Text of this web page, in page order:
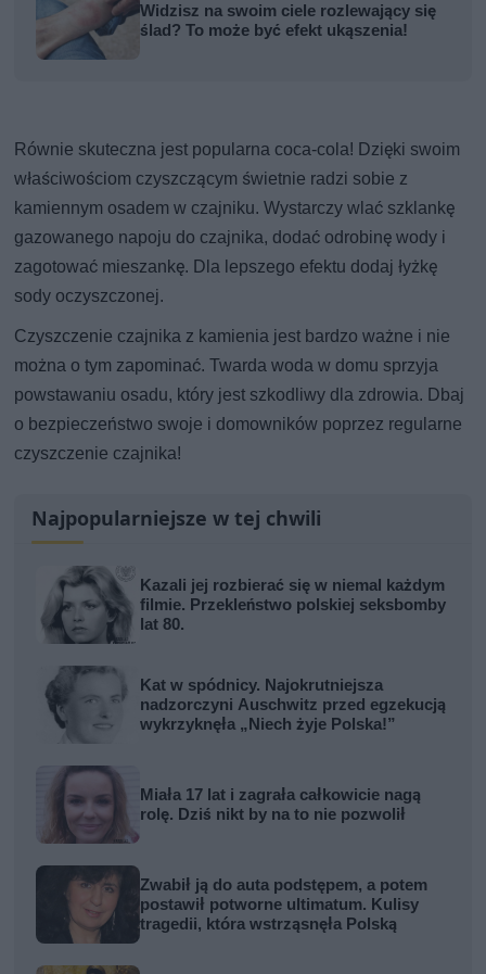
Widzisz na swoim ciele rozlewający się
ślad? To może być efekt ukąszenia!
Równie skuteczna jest popularna coca-cola! Dzięki swoim
właściwościom czyszczącym świetnie radzi sobie z
kamiennym osadem w czajniku. Wystarczy wlać szklankę
gazowanego napoju do czajnika, dodać odrobinę wody i
zagotować mieszankę. Dla lepszego efektu dodaj łyżkę
sody oczyszczonej.
Czyszczenie czajnika z kamienia jest bardzo ważne i nie
można o tym zapominać. Twarda woda w domu sprzyja
powstawaniu osadu, który jest szkodliwy dla zdrowia. Dbaj
o bezpieczeństwo swoje i domowników poprzez regularne
czyszczenie czajnika!
Najpopularniejsze w tej chwili
Kazali jej rozbierać się w niemal każdym
filmie. Przekleństwo polskiej seksbomby
lat 80.
Kat w spódnicy. Najokrutniejsza
nadzorczyni Auschwitz przed egzekucją
wykrzyknęła „Niech żyje Polska!”
Miała 17 lat i zagrała całkowicie nagą
rolę. Dziś nikt by na to nie pozwolił
Zwabił ją do auta podstępem, a potem
postawił potworne ultimatum. Kulisy
tragedii, która wstrząsnęła Polską